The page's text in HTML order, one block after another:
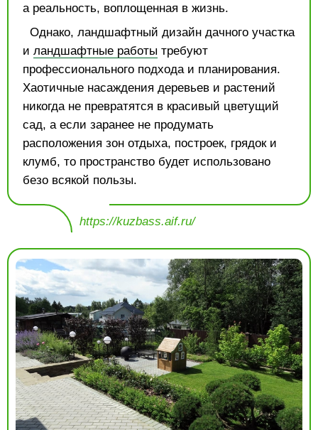
а реальность, воплощенная в жизнь.
Однако, ландшафтный дизайн дачного участка
и ландшафтные работы требуют
профессионального подхода и планирования.
Хаотичные насаждения деревьев и растений
никогда не превратятся в красивый цветущий
сад, а если заранее не продумать
расположения зон отдыха, построек, грядок и
клумб, то пространство будет использовано
безо всякой пользы.
https://kuzbass.aif.ru/